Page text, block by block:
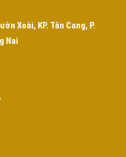
Xoài, KP. Tân Cang, P.
Nai